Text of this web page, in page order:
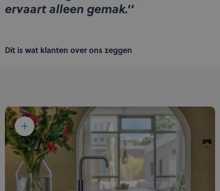
ervaart alleen gemak.''
Dit is wat klanten over ons zeggen